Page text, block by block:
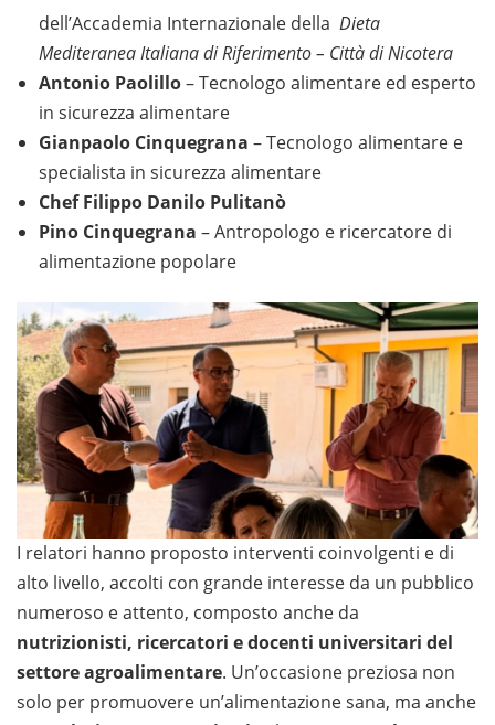
dell’Accademia Internazionale della Dieta
Mediteranea Italiana di Riferimento – Città di Nicotera
Antonio Paolillo– Tecnologo alimentare ed esperto
in sicurezza alimentare
Gianpaolo Cinquegrana – Tecnologo alimentare e
specialista in sicurezza alimentare
Chef Filippo Danilo Pulitanò
Pino Cinquegrana – Antropologo e ricercatore di
alimentazione popolare
I relatori hanno proposto interventi coinvolgenti e di
alto livello, accolti con grande interesse da un pubblico
numeroso e attento, composto anche da
nutrizionisti, ricercatori e docenti universitari del
settore agroalimentare. Un’occasione preziosa non
solo per promuovere un’alimentazione sana, ma anche